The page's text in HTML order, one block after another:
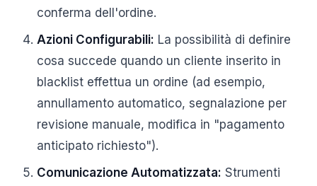
conferma dell'ordine.
Azioni Configurabili: La possibilità di definire
cosa succede quando un cliente inserito in
blacklist effettua un ordine (ad esempio,
annullamento automatico, segnalazione per
revisione manuale, modifica in "pagamento
anticipato richiesto").
Comunicazione Automatizzata: Strumenti